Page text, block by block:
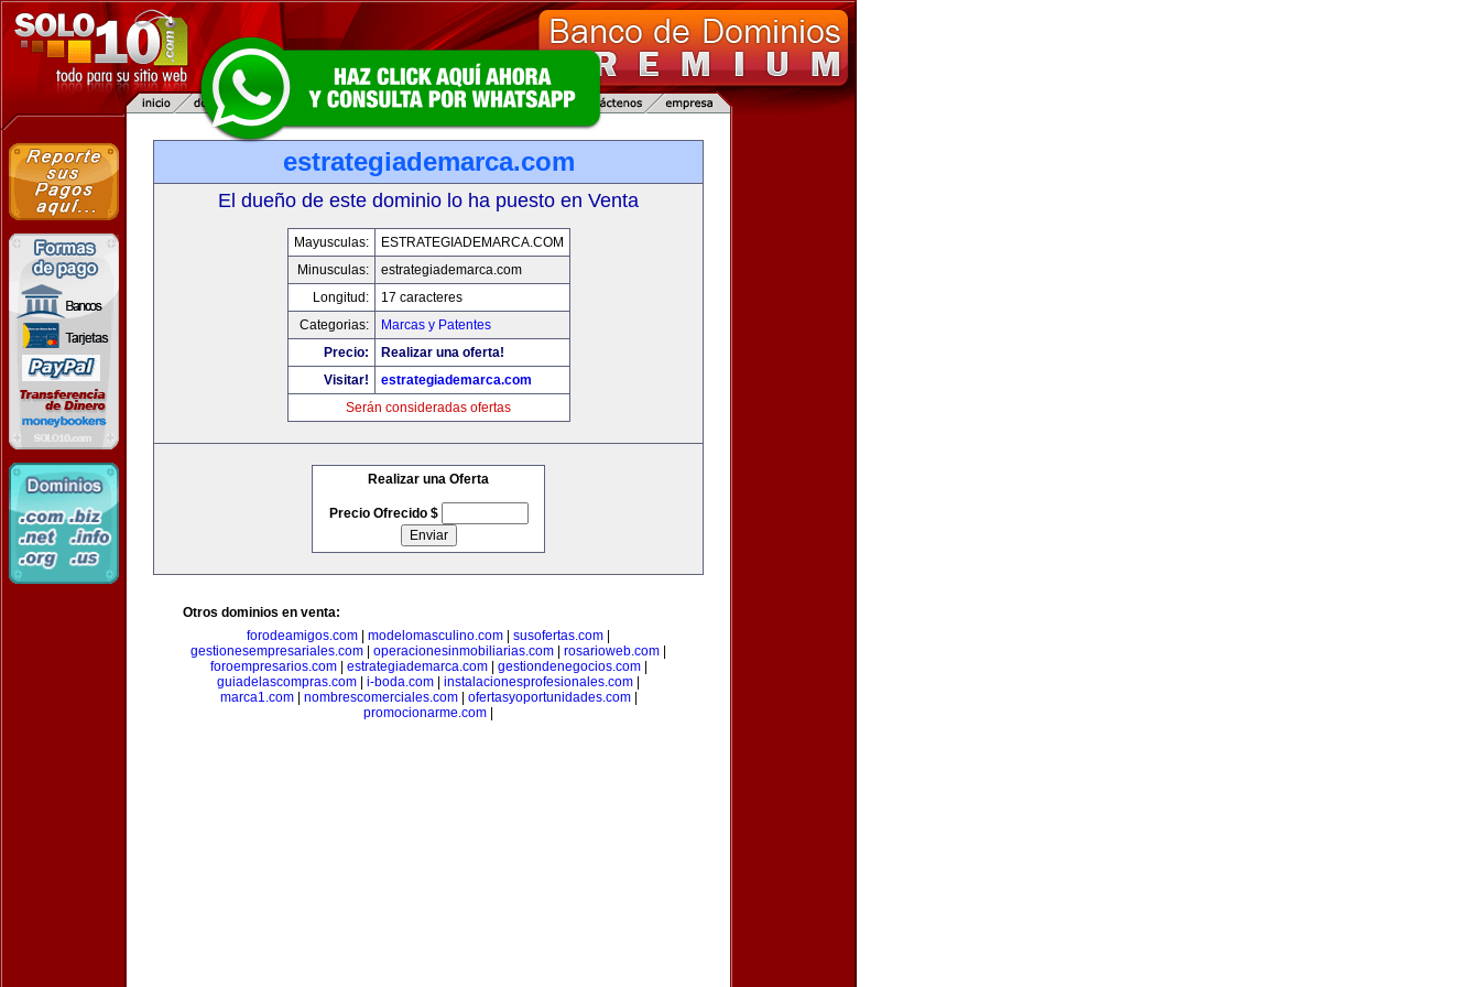
estrategiademarca.com
El dueño de este dominio lo ha puesto en Venta
Mayusculas:
ESTRATEGIADEMARCA.COM
Minusculas:
estrategiademarca.com
Longitud:
17 caracteres
Categorias:
Marcas y Patentes
Precio:
Realizar una oferta!
Visitar!
estrategiademarca.com
Serán consideradas ofertas
Realizar una Oferta
Precio Ofrecido $
Otros dominios en venta:
forodeamigos.com
modelomasculino.com susofertas.com
gestionesempresariales.com
operacionesinmobiliarias.com rosarioweb.com
foroempresarios.com| estrategiademarca.com| gestiondenegocios.com|
guiadelascompras.com
i-boda.com instalacionesprofesionales.com
marca1.com| nombrescomerciales.com| ofertasyoportunidades.com|
promocionarme.com